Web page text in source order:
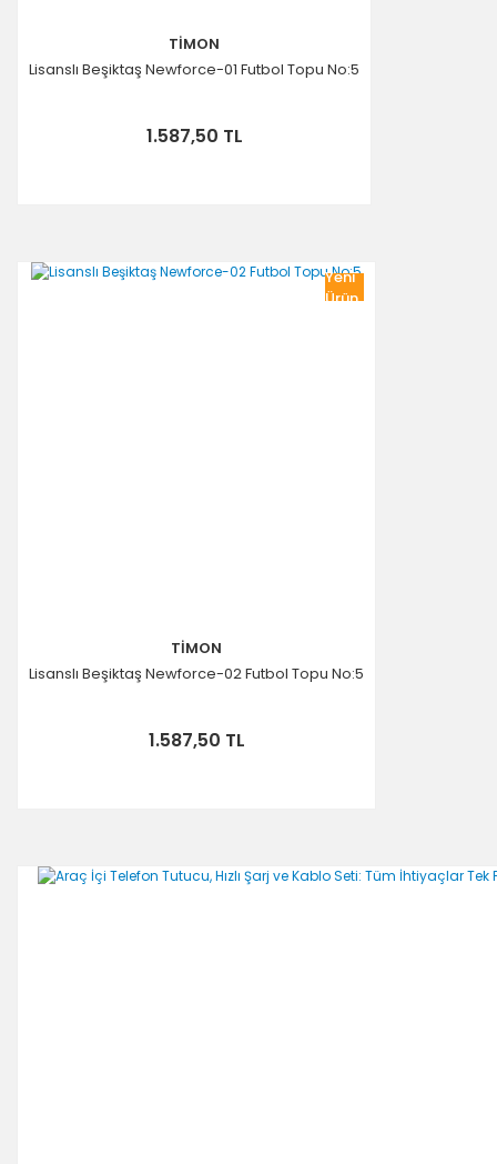
TİMON
Lisanslı Beşiktaş Newforce-01 Futbol Topu No:5
1.587,50 TL
Yeni
Ürün
TİMON
Lisanslı Beşiktaş Newforce-02 Futbol Topu No:5
1.587,50 TL